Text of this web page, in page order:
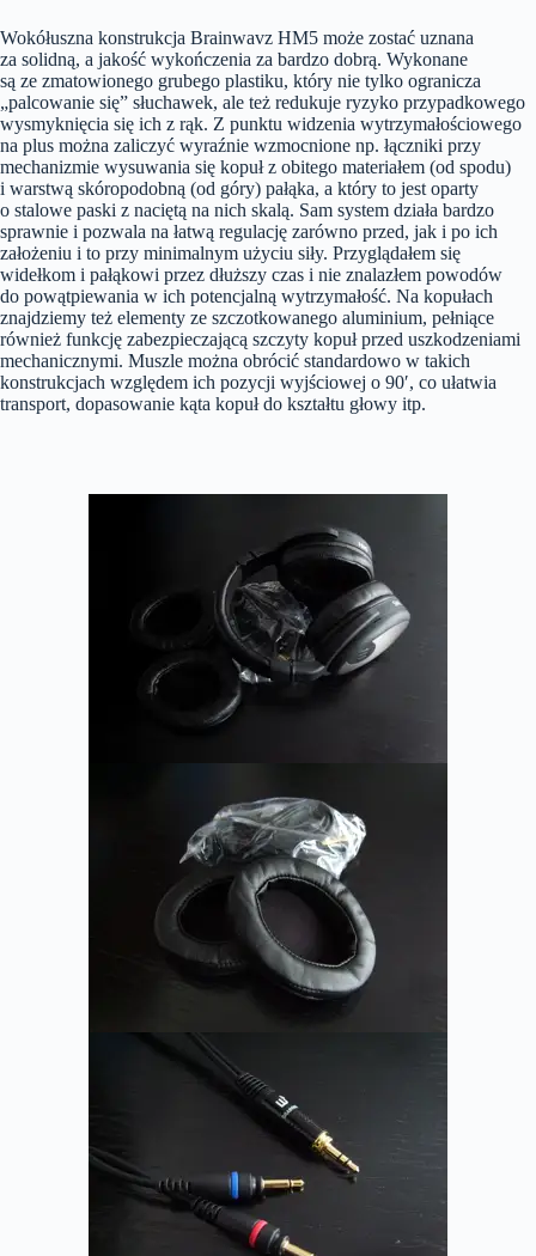
Wokółuszna konstrukcja Brainwavz HM5 może zostać uznana
za solidną, a jakość wykończenia za bardzo dobrą. Wykonane
są ze zmatowionego grubego plastiku, który nie tylko ogranicza
„palcowanie się” słuchawek, ale też redukuje ryzyko przypadkowego
wysmyknięcia się ich z rąk. Z punktu widzenia wytrzymałościowego
na plus można zaliczyć wyraźnie wzmocnione np. łączniki przy
mechanizmie wysuwania się kopuł z obitego materiałem (od spodu)
i warstwą skóropodobną (od góry) pałąka, a który to jest oparty
o stalowe paski z naciętą na nich skalą. Sam system działa bardzo
sprawnie i pozwala na łatwą regulację zarówno przed, jak i po ich
założeniu i to przy minimalnym użyciu siły. Przyglądałem się
widełkom i pałąkowi przez dłuższy czas i nie znalazłem powodów
do powątpiewania w ich potencjalną wytrzymałość. Na kopułach
znajdziemy też elementy ze szczotkowanego aluminium, pełniące
również funkcję zabezpieczającą szczyty kopuł przed uszkodzeniami
mechanicznymi. Muszle można obrócić standardowo w takich
konstrukcjach względem ich pozycji wyjściowej o 90′, co ułatwia
transport, dopasowanie kąta kopuł do kształtu głowy itp.